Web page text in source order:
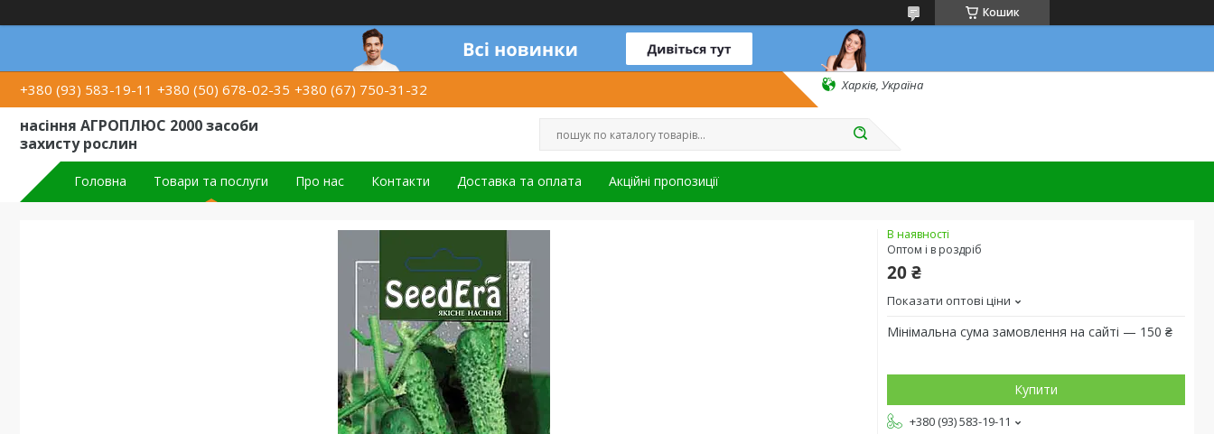
Кошик
+380 (93) 583-19-11 +380 (50) 678-02-35 +380 (67) 750-31-32 Харків, Україна
насіння АГРОПЛЮС 2000 засоби
захисту рослин
Головна Товари та послуги Про нас Контакти Доставка та оплата Акційні пропозиції
В наявності
Оптом і в роздріб
20 ₴
Показати оптові ціни
Мінімальна сума замовлення на сайті — 150 ₴
Купити
+380 (93) 583-19-11